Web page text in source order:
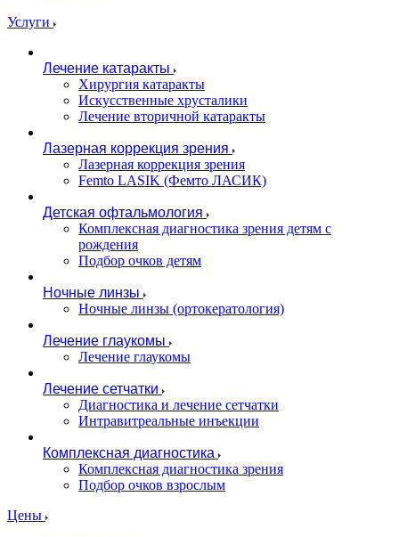
Услуги
Лечение катаракты
Хирургия катаракты
Искусственные хрусталики
Лечение вторичной катаракты
Лазерная коррекция зрения
Лазерная коррекция зрения
Femto LASIK (Фемто ЛАСИК)
Детская офтальмология
Комплексная диагностика зрения детям c
рождения
Подбор очков детям
Ночные линзы
Ночные линзы (ортокератология)
Лечение глаукомы
Лечение глаукомы
Лечение сетчатки
Диагностика и лечение сетчатки
Интравитреальные инъекции
Комплексная диагностика
Комплексная диагностика зрения
Подбор очков взрослым
Цены